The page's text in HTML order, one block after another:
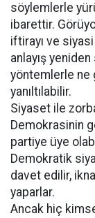
söylemlerle
ibarettir.
iftirayı ve
anlayış
yöntemlerle ne
yanıltılabilir.
Siyaset ile
Demokrasinin
partiye üye
Demokratik
davet edilir,
yaparlar.
Ancak hiç